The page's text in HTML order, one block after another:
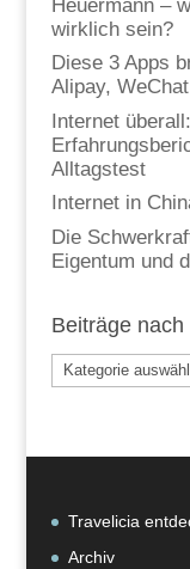
Heuermann –
wirklich sein?
Diese 3 Apps
Alipay,
Internet
Alltagstest
Internet in
Die
Eigentum und
Beiträge
Beiträge
nach
Travelicia
Archiv